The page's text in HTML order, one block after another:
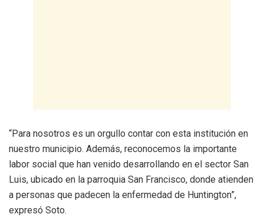
“Para nosotros es un orgullo contar con esta institución en
nuestro municipio. Además, reconocemos la importante
labor social que han venido desarrollando en el sector San
Luis, ubicado en la parroquia San Francisco, donde atienden
a personas que padecen la enfermedad de Huntington”,
expresó Soto.